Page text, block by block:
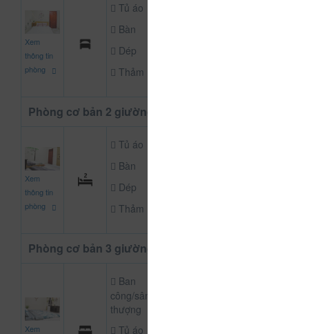
Xem
thông tin
phòng
Tủ áo
Bàn
Dép
Thảm
Phòng cơ bản 2 giường
Xem
thông tin
phòng
Tủ áo
Bàn
Dép
Thảm
Phòng cơ bản 3 giường đôi
Xem
Ban
công/sân
thượng
Tủ áo